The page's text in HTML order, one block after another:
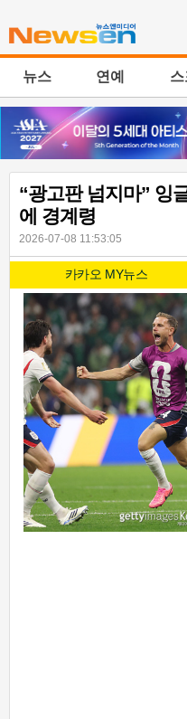
뉴스 연예
“광고판 넘지마” 잉
에 경계령
2026-07-08 11:53:05
카카오 MY뉴스